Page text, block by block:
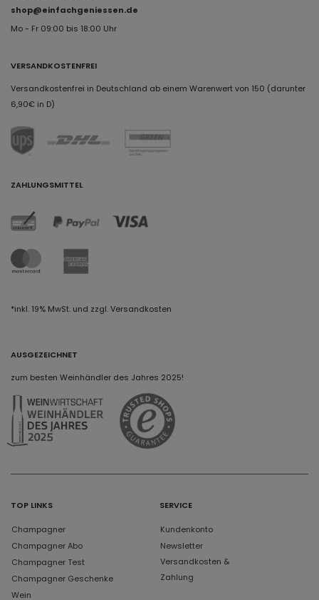
shop@einfachgeniessen.de
Mo - Fr 09:00 bis 18:00 Uhr
VERSANDKOSTENFREI
Versandkostenfrei in Deutschland ab einem Warenwert von 150 (darunter
6,90€ in D)
ZAHLUNGSMITTEL
*inkl. 19% MwSt. und zzgl. Versandkosten
AUSGEZEICHNET
zum besten Weinhändler des Jahres 2025!
TOP LINKS
Champagner
Champagner Abo
Champagner Test
Champagner Geschenke
Wein
SERVICE
Kundenkonto
Newsletter
Versandkosten &
Zahlung